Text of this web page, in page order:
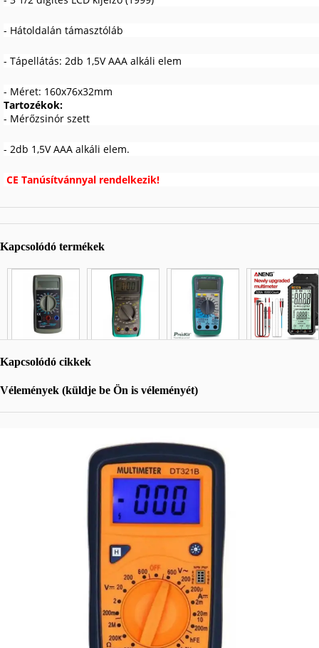
- Hátoldalán támasztóláb
- Tápellátás: 2db 1,5V AAA alkáli elem
- Méret: 160x76x32mm
Tartozékok:
- Mérőzsinór szett
- 2db 1,5V AAA alkáli elem.
CE Tanúsítvánnyal rendelkezik!
Kapcsolódó termékek
Kapcsolódó cikkek
Vélemények (küldje be Ön is véleményét)